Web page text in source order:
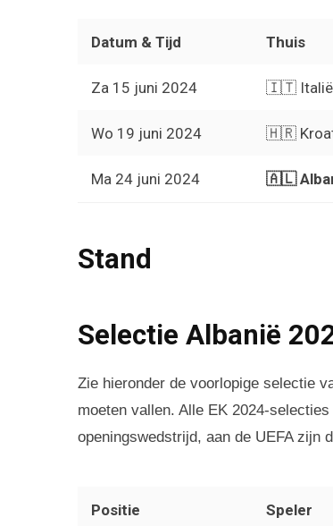
Datum & Tijd Thuis
Za 15 juni 2024 🇮🇹 Italië
Wo 19 juni 2024 🇭🇷
Ma 24 juni 2024 🇦🇱
Stand
Selectie Albanië
Zie hieronder de voorlopige selectie
moeten vallen. Alle EK 2024-
openingswedstrijd, aan de UEFA zijn
Positie Speler